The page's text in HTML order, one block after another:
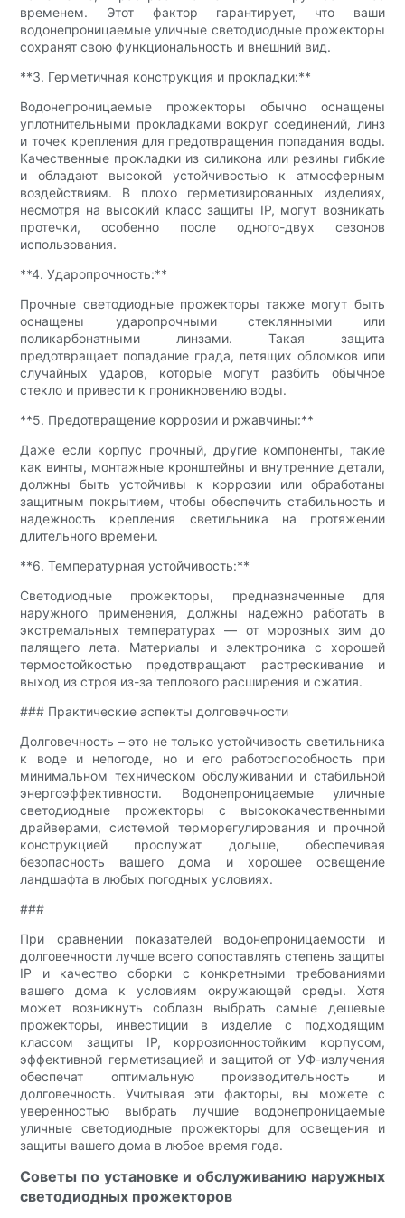
временем. Этот фактор гарантирует, что ваши
водонепроницаемые уличные светодиодные прожекторы
сохранят свою функциональность и внешний вид.
**3. Герметичная конструкция и прокладки:**
Водонепроницаемые прожекторы обычно оснащены
уплотнительными прокладками вокруг соединений, линз
и точек крепления для предотвращения попадания воды.
Качественные прокладки из силикона или резины гибкие
и обладают высокой устойчивостью к атмосферным
воздействиям. В плохо герметизированных изделиях,
несмотря на высокий класс защиты IP, могут возникать
протечки, особенно после одного-двух сезонов
использования.
**4. Ударопрочность:**
Прочные светодиодные прожекторы также могут быть
оснащены ударопрочными стеклянными или
поликарбонатными линзами. Такая защита
предотвращает попадание града, летящих обломков или
случайных ударов, которые могут разбить обычное
стекло и привести к проникновению воды.
**5. Предотвращение коррозии и ржавчины:**
Даже если корпус прочный, другие компоненты, такие
как винты, монтажные кронштейны и внутренние детали,
должны быть устойчивы к коррозии или обработаны
защитным покрытием, чтобы обеспечить стабильность и
надежность крепления светильника на протяжении
длительного времени.
**6. Температурная устойчивость:**
Светодиодные прожекторы, предназначенные для
наружного применения, должны надежно работать в
экстремальных температурах — от морозных зим до
палящего лета. Материалы и электроника с хорошей
термостойкостью предотвращают растрескивание и
выход из строя из-за теплового расширения и сжатия.
### Практические аспекты долговечности
Долговечность – это не только устойчивость светильника
к воде и непогоде, но и его работоспособность при
минимальном техническом обслуживании и стабильной
энергоэффективности. Водонепроницаемые уличные
светодиодные прожекторы с высококачественными
драйверами, системой терморегулирования и прочной
конструкцией прослужат дольше, обеспечивая
безопасность вашего дома и хорошее освещение
ландшафта в любых погодных условиях.
###
При сравнении показателей водонепроницаемости и
долговечности лучше всего сопоставлять степень защиты
IP и качество сборки с конкретными требованиями
вашего дома к условиям окружающей среды. Хотя
может возникнуть соблазн выбрать самые дешевые
прожекторы, инвестиции в изделие с подходящим
классом защиты IP, коррозионностойким корпусом,
эффективной герметизацией и защитой от УФ-излучения
обеспечат оптимальную производительность и
долговечность. Учитывая эти факторы, вы можете с
уверенностью выбрать лучшие водонепроницаемые
уличные светодиодные прожекторы для освещения и
защиты вашего дома в любое время года.
Советы по установке и обслуживанию наружных
светодиодных прожекторов